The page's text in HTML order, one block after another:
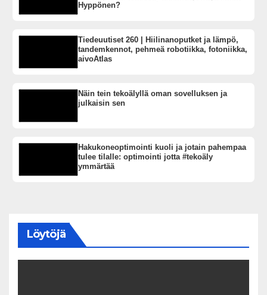
Hyppönen?
Tiedeuutiset 260 | Hiilinanoputket ja lämpö,
tandemkennot, pehmeä robotiikka, fotoniikka,
aivoAtlas
Näin tein tekoälyllä oman sovelluksen ja
julkaisin sen
Hakukoneoptimointi kuoli ja jotain pahempaa
tulee tilalle: optimointi jotta #tekoäly
ymmärtää
Löytöjä